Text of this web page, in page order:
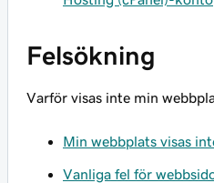
Felsökning
Varför visas inte min
Min webbplats visas
Vanliga fel för